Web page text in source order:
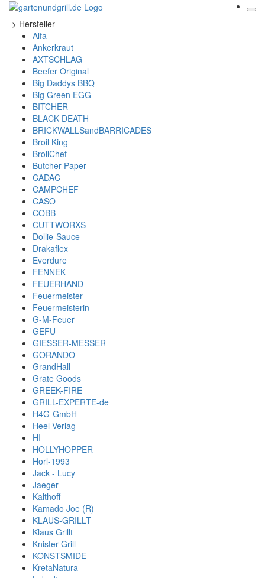
-> Hersteller
Alfa
Ankerkraut
AXTSCHLAG
Beefer Original
Big Daddys BBQ
Big Green EGG
BITCHER
BLACK DEATH
BRICKWALLSandBARRICADES
Broil King
BroilChef
Butcher Paper
CADAC
CAMPCHEF
CASO
COBB
CUTTWORXS
Dollie-Sauce
Drakaflex
Everdure
FENNEK
FEUERHAND
Feuermeister
Feuermeisterin
G-M-Feuer
GEFU
GIESSER-MESSER
GORANDO
GrandHall
Grate Goods
GREEK-FIRE
GRILL-EXPERTE-de
H4G-GmbH
Heel Verlag
HI
HOLLYHOPPER
Horl-1993
Jack - Lucy
Jaeger
Kalthoff
Kamado Joe (R)
KLAUS-GRILLT
Klaus Grillt
Knister Grill
KONSTSMIDE
KretaNatura